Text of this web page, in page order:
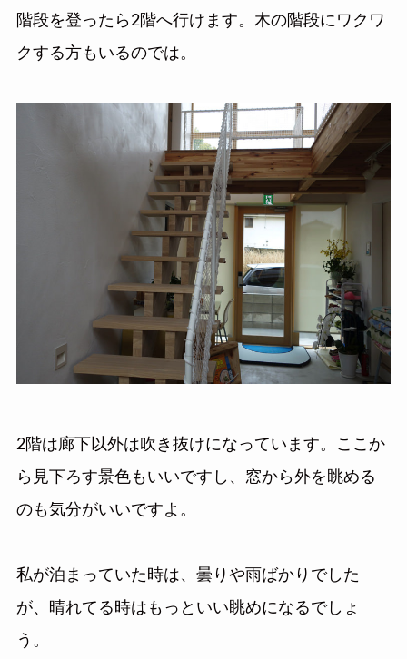
階段を登ったら2階へ行けます。木の階段にワクワ
クする方もいるのでは。
2階は廊下以外は吹き抜けになっています。ここか
ら見下ろす景色もいいですし、窓から外を眺める
のも気分がいいですよ。
私が泊まっていた時は、曇りや雨ばかりでした
が、晴れてる時はもっといい眺めになるでしょ
う。